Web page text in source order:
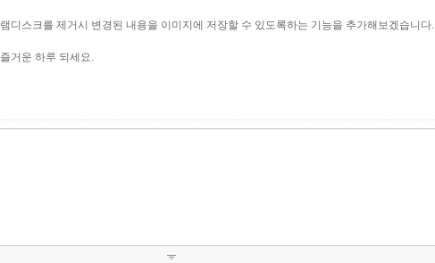
램디스크를 제거시 변경된 내용을 이미지에 저장할 수 있도록하는 기능을 추가해보겠습니다.
즐거운 하루 되세요.